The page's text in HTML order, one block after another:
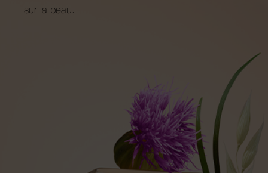
sur la peau.